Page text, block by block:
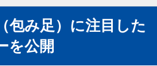
包み足）に注目した
を公開